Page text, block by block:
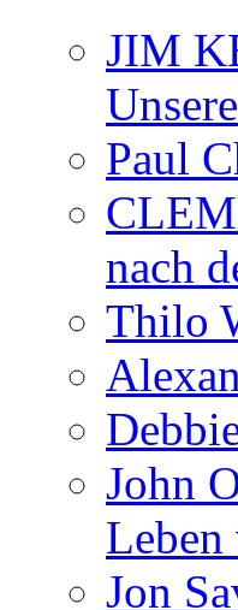
JIM
Paul
nach
Thilo
John
Leben
Jon